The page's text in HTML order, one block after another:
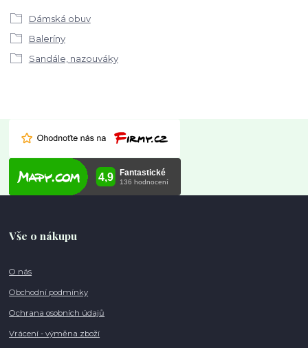
Dámská obuv
Baleríny
Sandále, nazouváky
Vše o nákupu
O nás
Obchodní podmínky
Ochrana osobních údajů
Vrácení - výměna zboží